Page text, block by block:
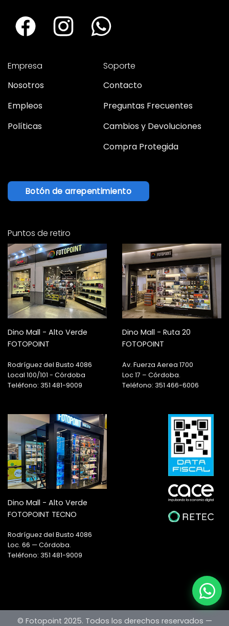
Empresa
Nosotros
Empleos
Políticas
Soporte
Contacto
Preguntas Frecuentes
Cambios y Devoluciones
Compra Protegida
Botón de arrepentimiento
Puntos de retiro
Dino Mall - Alto Verde
FOTOPOINT
Rodríguez del Busto 4086
Local 100/101 - Córdoba
Teléfono: 351 481-9009
Dino Mall - Ruta 20
FOTOPOINT
Av. Fuerza Aerea 1700
Loc 17 – Córdoba.
Teléfono: 351 466-6006
Dino Mall - Alto Verde
FOTOPOINT TECNO
Rodríguez del Busto 4086
Loc. 66 — Córdoba.
Teléfono: 351 481-9009
© Fotopoint 2025. Todos los derechos reservados —